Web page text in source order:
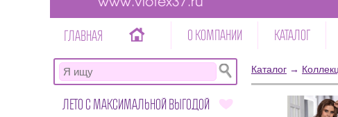
www.viotex37.ru
ГЛАВНАЯ О КОМПАНИИ КАТАЛОГ
ЛЕТО С МАКСИМАЛЬНОЙ ВЫГОДОЙ
Каталог →